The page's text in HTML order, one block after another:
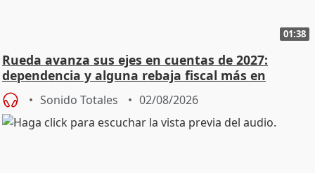
01:38
Rueda avanza sus ejes en cuentas de 2027:
dependencia y alguna rebaja fiscal más en
vivienda
Sonido Totales 02/08/2026